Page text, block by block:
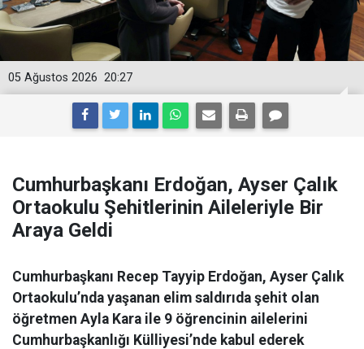
20:27
05 Ağustos 2026
Cumhurbaşkanı Erdoğan, Ayser Çalık
Ortaokulu Şehitlerinin Aileleriyle Bir
Araya Geldi
Cumhurbaşkanı Recep Tayyip Erdoğan, Ayser Çalık
Ortaokulu’nda yaşanan elim saldırıda şehit olan
öğretmen Ayla Kara ile 9 öğrencinin ailelerini
Cumhurbaşkanlığı Külliyesi’nde kabul ederek